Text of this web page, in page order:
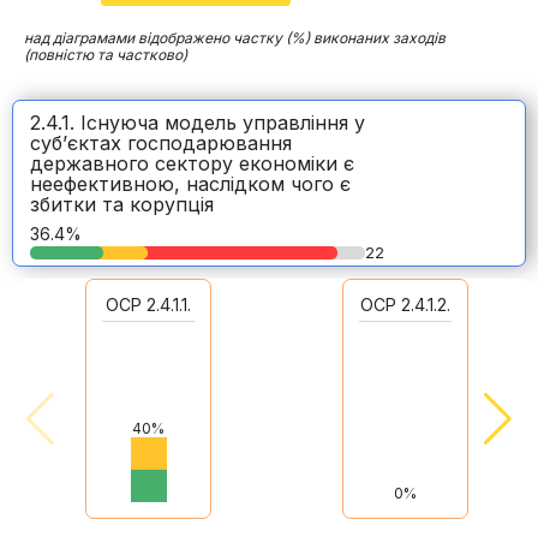
над діаграмами відображено частку (%) виконаних заходів
(повністю та частково)
2.4.1. Існуюча модель управління у
суб’єктах господарювання
державного сектору економіки є
неефективною, наслідком чого є
збитки та корупція
36.4%
22
ОСР 2.4.1.1.
40%
ОСР 2.4.1.2.
0%